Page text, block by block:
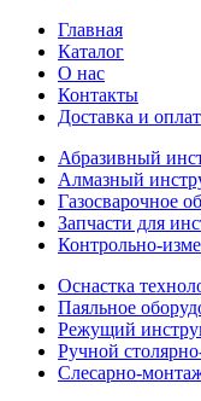
Главная
Каталог
О нас
Контакты
Доставка и
Абразивный
Алмазный
Газосварочное
Запчасти для
Контрольно-
Оснастка
Паяльное
Режущий
Ручной
Слесарно-